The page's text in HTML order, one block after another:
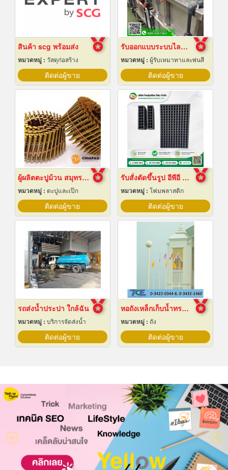
สินค้า scg พร้อมส่ง
หมวดหมู่ : วัสดุก่อสร้าง
ติดต่อผู้ขาย
รับออกแบบระบบไลน์ชุบชิ้นงานอุตสาหกรรม
หมวดหมู่ : ผู้รับเหมาทาและพ่นสี
ติดต่อผู้ขาย
ผู้ผลิตตะปูม้วน สมุทรปราการ
หมวดหมู่ : ตะปูและเป๊ก
ติดต่อผู้ขาย
รับสั่งตัดขึ้นรูป อีพีอี โฟม ไดคัท
หมวดหมู่ : โฟมพลาสติก
ติดต่อผู้ขาย
รถส่งน้ำประปา ใกล้ฉัน
หมวดหมู่ : บริการจัดส่งน้ำ
ติดต่อผู้ขาย
หอถังเหล็กเก็บน้ำทรงกลม
หมวดหมู่ : ถัง
ติดต่อผู้ขาย